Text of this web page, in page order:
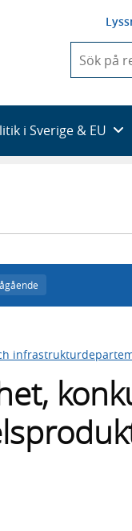
du
skriva
framträder
en
i Sverige & EU